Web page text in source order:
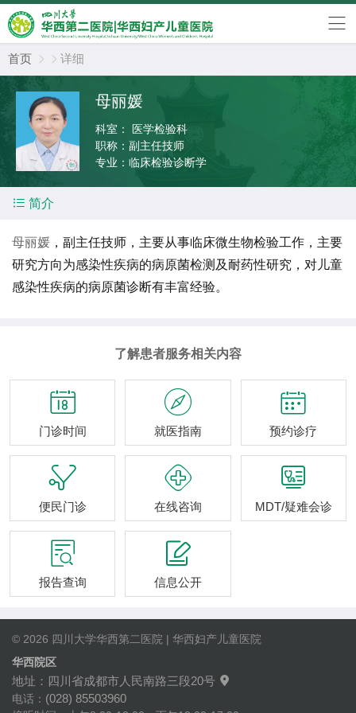
首页   详细
母丽媛
科室：
医学检验科
职称： 副主任技师
专业： 临床检验诊断学
 简介
母丽媛 ，副主任技师，主要从事临床微生物检验工作，主要
研究方向为感染性疾病的病原菌检测及耐药性研究，对儿童
感染性疾病的病原菌诊断有丰富经验。
了解患者服务相关内容

门诊时间

就医指南

预约诊疗

便民门诊

在线咨询

MDT/疑难会诊

报告查询

信息公开
© 2026 四川大学华西第二医院 | 华西妇产儿童医院
华西院区
地址：四川省成都市人民南路三段20号 
电话： (028) 85503960